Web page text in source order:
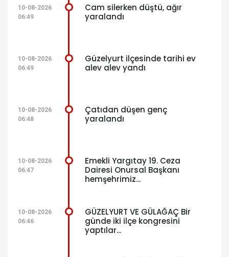
10-08-2026
06:49
Cam silerken düştü, ağır
yaralandı
10-08-2026
06:49
Güzelyurt ilçesinde tarihi ev
alev alev yandı
10-08-2026
06:48
Çatıdan düşen genç
yaralandı
10-08-2026
06:47
Emekli Yargıtay 19. Ceza
Dairesi Onursal Başkanı
hemşehrimiz...
10-08-2026
06:46
GÜZELYURT VE GÜLAĞAÇ Bir
günde iki ilçe kongresini
yaptılar...